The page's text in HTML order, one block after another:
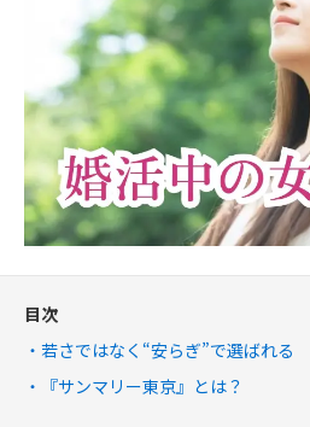
目次
若さではなく“安らぎ”で選ばれる
『サンマリー東京』とは？